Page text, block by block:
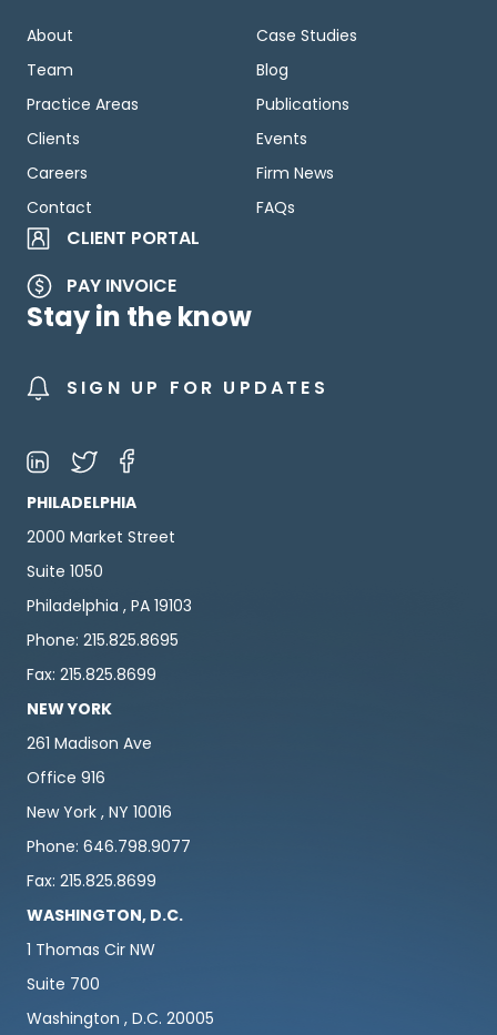
About
Team
Practice Areas
Clients
Careers
Contact
Case Studies
Blog
Publications
Events
Firm News
FAQs
CLIENT PORTAL
PAY INVOICE
Stay in the know
SIGN UP FOR UPDATES
PHILADELPHIA
2000 Market Street
Suite 1050
Philadelphia , PA 19103
Phone: 215.825.8695
Fax: 215.825.8699
NEW YORK
261 Madison Ave
Office 916
New York , NY 10016
Phone: 646.798.9077
Fax: 215.825.8699
WASHINGTON, D.C.
1 Thomas Cir NW
Suite 700
Washington , D.C. 20005